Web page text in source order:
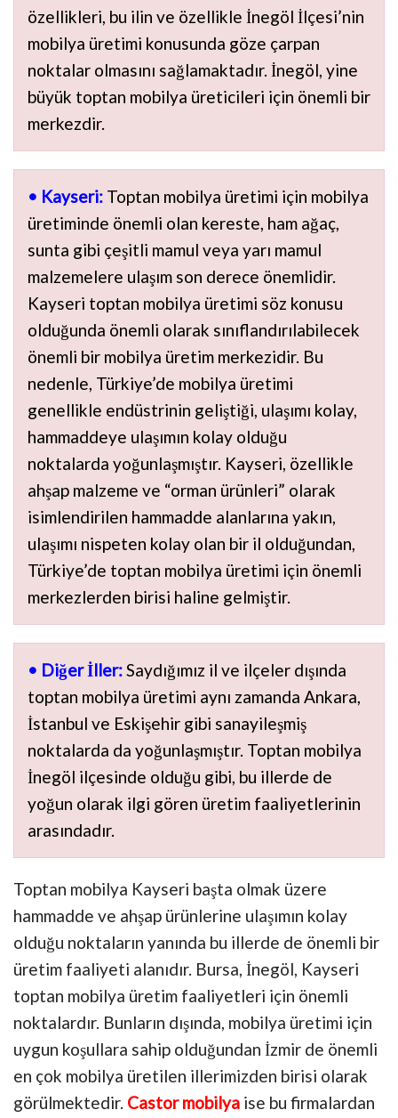
özellikleri, bu ilin ve özellikle İnegöl İlçesi’nin
mobilya üretimi konusunda göze çarpan
noktalar olmasını sağlamaktadır. İnegöl, yine
büyük toptan mobilya üreticileri için önemli bir
merkezdir.
• Kayseri: Toptan mobilya üretimi için mobilya
üretiminde önemli olan kereste, ham ağaç,
sunta gibi çeşitli mamul veya yarı mamul
malzemelere ulaşım son derece önemlidir.
Kayseri toptan mobilya üretimi söz konusu
olduğunda önemli olarak sınıflandırılabilecek
önemli bir mobilya üretim merkezidir. Bu
nedenle, Türkiye’de mobilya üretimi
genellikle endüstrinin geliştiği, ulaşımı kolay,
hammaddeye ulaşımın kolay olduğu
noktalarda yoğunlaşmıştır. Kayseri, özellikle
ahşap malzeme ve “orman ürünleri” olarak
isimlendirilen hammadde alanlarına yakın,
ulaşımı nispeten kolay olan bir il olduğundan,
Türkiye’de toptan mobilya üretimi için önemli
merkezlerden birisi haline gelmiştir.
• Diğer İller:Saydığımız il ve ilçeler dışında
toptan mobilya üretimi aynı zamanda Ankara,
İstanbul ve Eskişehir gibi sanayileşmiş
noktalarda da yoğunlaşmıştır. Toptan mobilya
İnegöl ilçesinde olduğu gibi, bu illerde de
yoğun olarak ilgi gören üretim faaliyetlerinin
arasındadır.
Toptan mobilya Kayseri başta olmak üzere
hammadde ve ahşap ürünlerine ulaşımın kolay
olduğu noktaların yanında bu illerde de önemli bir
üretim faaliyeti alanıdır. Bursa, İnegöl, Kayseri
toptan mobilya üretim faaliyetleri için önemli
noktalardır. Bunların dışında, mobilya üretimi için
uygun koşullara sahip olduğundan İzmir de önemli
en çok mobilya üretilen illerimizden birisi olarak
görülmektedir. Castor mobilya ise bu firmalardan